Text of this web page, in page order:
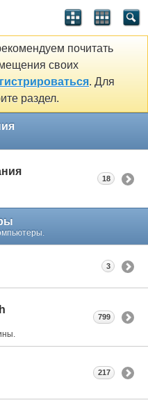
почитать
своих
. Для
раздел.
18
3
799
217